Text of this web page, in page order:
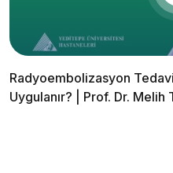
Radyoembolizasyon
Uygulanır? | Prof. Dr. Melih